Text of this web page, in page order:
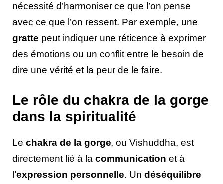
nécessité d’harmoniser ce que l’on pense
avec ce que l’on ressent. Par exemple, une
gratte peut indiquer une réticence à exprimer
des émotions ou un conflit entre le besoin de
dire une vérité et la peur de le faire.
Le rôle du chakra de la gorge
dans la spiritualité
Le chakra de la gorge, ou Vishuddha, est
directement lié à la communication et à
l’expression personnelle. Un déséquilibre